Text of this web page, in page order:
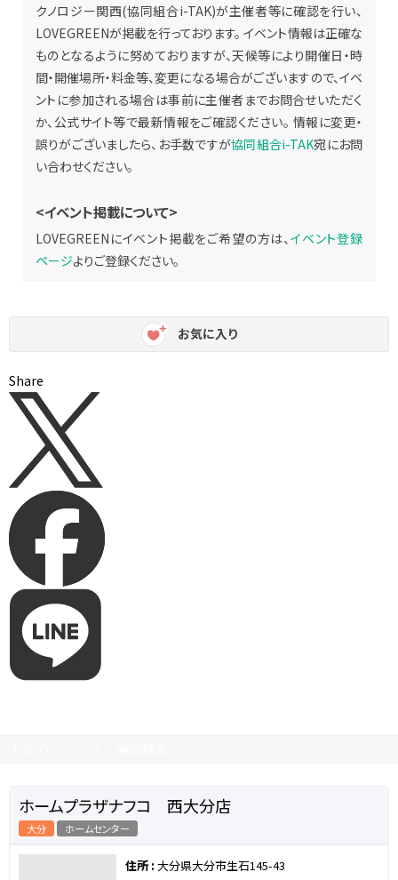
クノロジー関西(協同組合i-TAK)が主催者等に確認を行い、
LOVEGREENが掲載を行っております。 イベント情報は正確な
ものとなるように努めておりますが、天候等により開催日・時
間・開催場所・料金等、変更になる場合がございますので、イベ
ントに参加される場合は事前に主催者までお問合せいただく
か、公式サイト等で最新情報をご確認ください。 情報に変更・
誤りがございましたら、お手数ですが協同組合i-TAK宛にお問
い合わせください。
<イベント掲載について>
LOVEGREENにイベント掲載をご希望の方は、 イベント登録
ページよりご登録ください。
お気に入り
Share
ホームプラザナフコ 西大分店
大分 ホームセンター
住所 : 大分県大分市生石145-43